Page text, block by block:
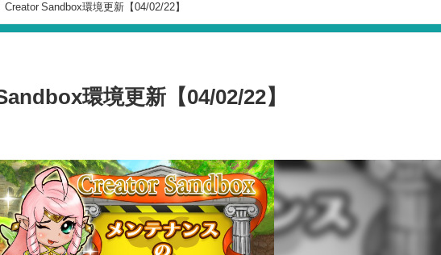
Creator Sandbox環境更新【04/02/22】
環境更新【04/02/22】